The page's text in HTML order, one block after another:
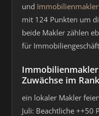
und
mit 124 Punkten um
beide Makler zählen
für
Zuwächse im
ein lokaler Makler
Juli: Beachtliche ++50